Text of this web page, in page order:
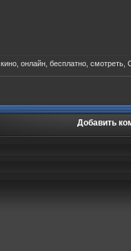
, кино, онлайн, бесплатно,
Добавить